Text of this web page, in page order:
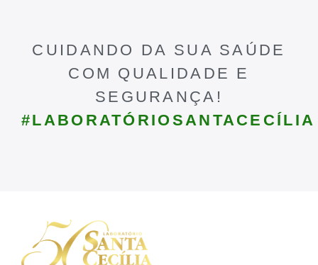
CUIDANDO DA SUA SAÚDE
COM QUALIDADE E
SEGURANÇA!
#LABORATÓRIOSANTACECÍLIA